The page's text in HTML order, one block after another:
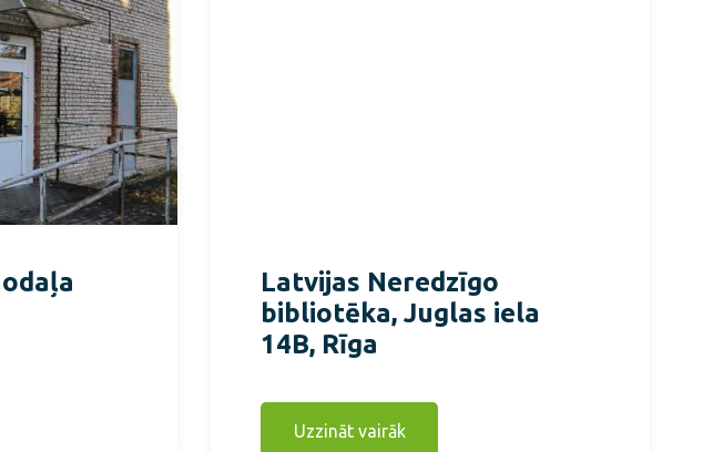
Latvijas Neredzīgo
bibliotēka, Juglas iela
14B, Rīga
Uzzināt vairāk